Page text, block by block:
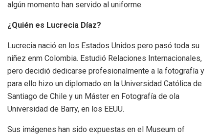
algún momento han servido al uniforme.
¿Quién es Lucrecia Díaz?
Lucrecia nació en los Estados Unidos pero pasó toda su
niñez enm Colombia. Estudió Relaciones Internacionales,
pero decidió dedicarse profesionalmente a la fotografía y
para ello hizo un diplomado en la Universidad Católica de
Santiago de Chile y un Máster en Fotografía de ola
Universidad de Barry, en los EEUU.
Sus imágenes han sido expuestas en el Museum of